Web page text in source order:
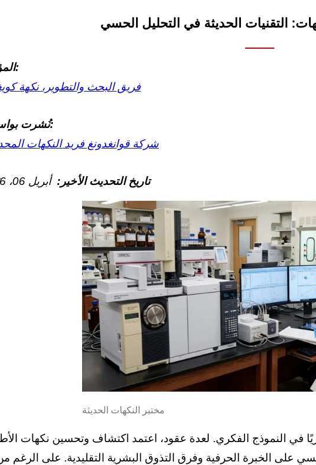
التقنيات الحديثة في التحليل الحسي
المؤلف:
فريق البحث والتطوير، نكهة
نُشرت بواسطة:
شركة قوانغدونغ فريد النكهات
تاريخ التحديث الأخير: أبريل 06، ٢٠٢ 6
مختبر النكهات الحديثة
في النموذج الفكري. لعدة عقود، اعتمد اكتشاف وتحسين نكهات
على الخبرة الحرفية وفرق التذوق البشرية التقليدية. على الرغم